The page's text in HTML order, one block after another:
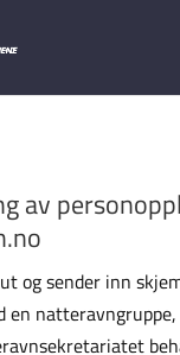
av
og sender inn
en